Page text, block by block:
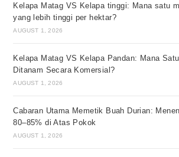
Kelapa Matag VS Kelapa tinggi: Mana satu
yang lebih tinggi per hektar?
AUGUST 1, 2026
Kelapa Matag VS Kelapa Pandan: Mana
Ditanam Secara Komersial?
AUGUST 1, 2026
Cabaran Utama Memetik Buah Durian:
80–85% di Atas Pokok
AUGUST 1, 2026